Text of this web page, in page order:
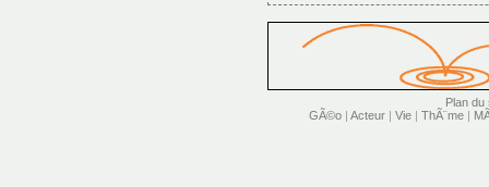
Plan du
GÃ©o | Acteur | Vie | ThÃ¨me |